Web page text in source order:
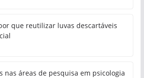
que reutilizar luvas descartáveis
nas áreas de pesquisa em psicologia